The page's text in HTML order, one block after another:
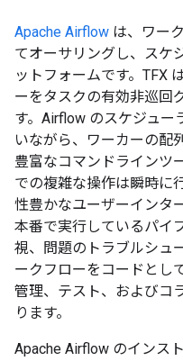
Apache Airflow は、ワー
てオーサリングし、スケ
ットフォームです。TFX
ーをタスクの有効非巡回
す。Airflow のスケジュー
いながら、ワーカーの配
豊富なコマンドラインツ
での複雑な操作は瞬時に
性豊かなユーザーインタ
本番で実行しているパイ
視、問題のトラブルシュ
ークフローをコードとし
管理、テスト、およびコ
ります。
Apache Airflow のインス